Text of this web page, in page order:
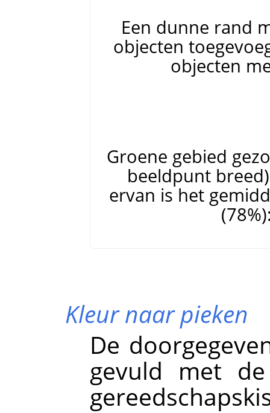
Een dunne rand
objecten
objecten
Groene gebied
beeldpunt
ervan is het
Kleur naar pieken
De
gevuld met